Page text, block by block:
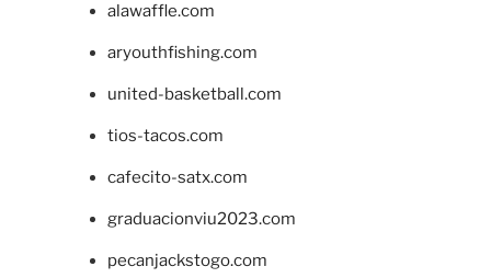
alawaffle.com
aryouthfishing.com
united-basketball.com
tios-tacos.com
cafecito-satx.com
graduacionviu2023.com
pecanjackstogo.com